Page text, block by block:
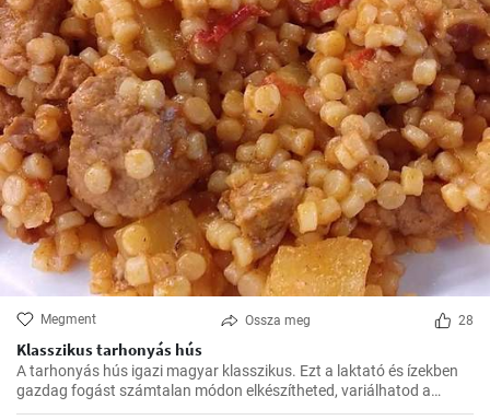
Megment Ossza meg 28
Klasszikus tarhonyás hús
A tarhonyás hús igazi magyar klasszikus. Ezt a laktató és ízekben
gazdag fogást számtalan módon elkészítheted, variálhatod a
húsokat, a zöldségeket ízlés szerint. Jó kísérletezést és jó étvágyat!